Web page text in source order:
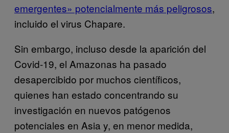
emergentes» potencialmente más peligrosos,
incluido el virus Chapare.
Sin embargo, incluso desde la aparición del
Covid-19, el Amazonas ha pasado
desapercibido por muchos científicos,
quienes han estado concentrando su
investigación en nuevos patógenos
potenciales en Asia y, en menor medida,